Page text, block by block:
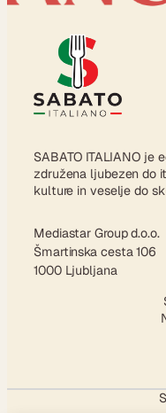
SABATO ITALIANO
združena ljubezen do
kulture in veselje do
Mediastar Group d.o.o.
Šmartinska cesta 106
1000 Ljubljana